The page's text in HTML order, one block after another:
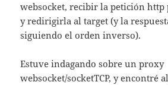
websocket, recibir la petición http
y redirigirla al target (y la
siguiendo el orden inverso).
Estuve indagando sobre un proxy
websocket/socketTCP, y encontré